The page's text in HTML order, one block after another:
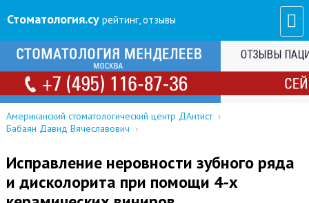
Стоматология.су рейтинг, отзывы
Американский стоматологический центр ДАнтист ›
Бабаян Давид Вячеславович ›
Исправление неровности зубного ряда
и дисколорита при помощи 4-х